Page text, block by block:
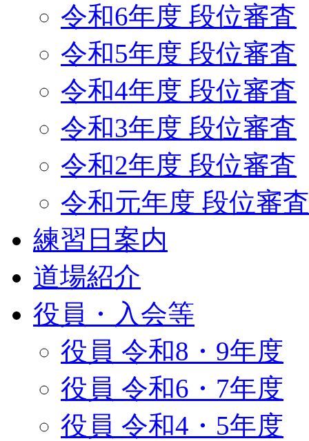
令和6年度 段位審査
令和5年度 段位審査
令和4年度 段位審査
令和3年度 段位審査
令和2年度 段位審査
令和元年度 段位審査
練習日案内
道場紹介
役員・入会等
役員 令和8・9年度
役員 令和6・7年度
役員 令和4・5年度